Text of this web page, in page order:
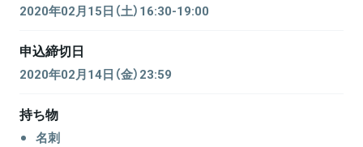
2020年02月15日（土）16:30-19:00
申込締切日
2020年02月14日（金）23:59
持ち物
名刺